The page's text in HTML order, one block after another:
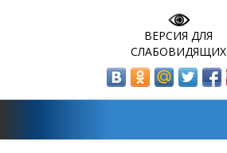
ВЕРСИЯ ДЛЯ
СЛАБОВИДЯЩИХ